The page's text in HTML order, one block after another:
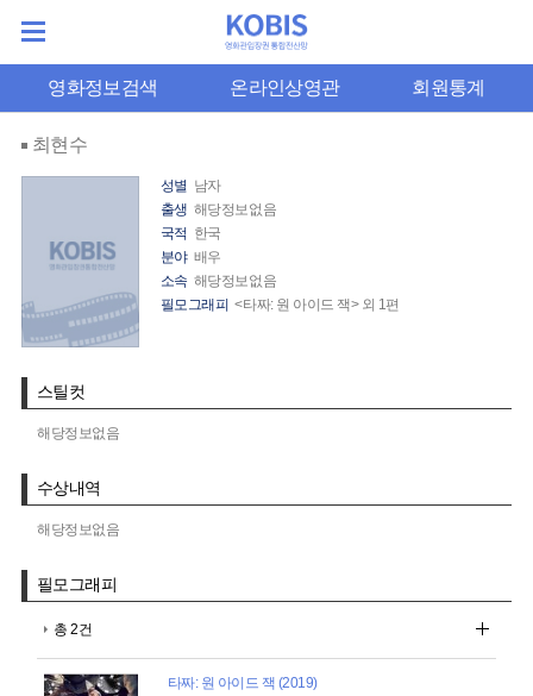
영화정보검색 온라인상영관 회원통계
최현수
성별 남자
출생 해당정보없음
국적 한국
분야 배우
소속 해당정보없음
필모그래피 <타짜: 원 아이드 잭> 외 1편
스틸컷
해당정보없음
수상내역
해당정보없음
필모그래피
총 2건
타짜: 원 아이드 잭 (2019)